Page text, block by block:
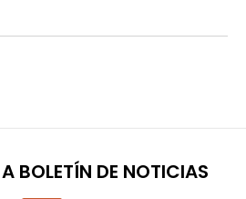
BOLETÍN DE NOTICIAS